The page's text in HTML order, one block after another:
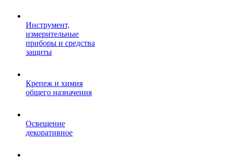
Инструмент,
измерительные
приборы и средства
защиты
Крепеж и химия
общего назначения
Освещение
декоративное